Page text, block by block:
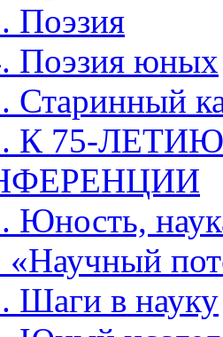
Поэзия
Поэзия юных
Старинный
К 75-
Юность,
«Научный
Шаги в науку